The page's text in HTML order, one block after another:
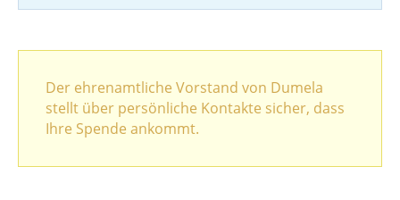
Der ehrenamtliche Vorstand von Dumela
stellt über persönliche Kontakte sicher, dass
Ihre Spende ankommt.